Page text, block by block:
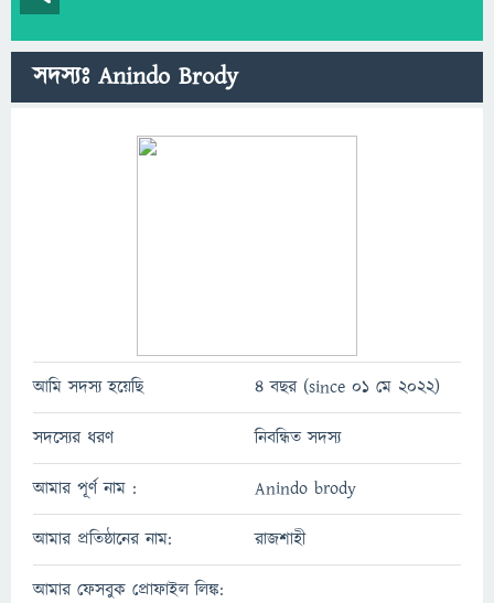
সদস্যঃ Anindo Brody
আমি সদস্য হয়েছি 4 বছর (since 01 মে 2022)
সদস্যের ধরণ নিবন্ধিত সদস্য
আমার পূর্ণ নাম : Anindo brody
আমার প্রতিষ্ঠানের নাম: রাজশাহী
আমার ফেসবুক প্রোফাইল লিঙ্ক: